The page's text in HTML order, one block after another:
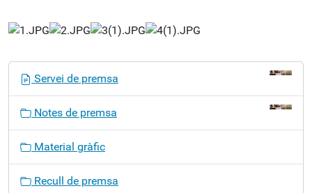
Servei de premsa
Notes de premsa
Material gràfic
Recull de premsa